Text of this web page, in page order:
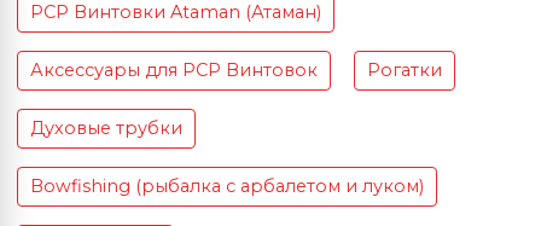
PCP Винтовки Ataman (Атаман)
Аксессуары для PCP Винтовок Рогатки
Духовые трубки
Bowfishing (рыбалка с арбалетом и луком)